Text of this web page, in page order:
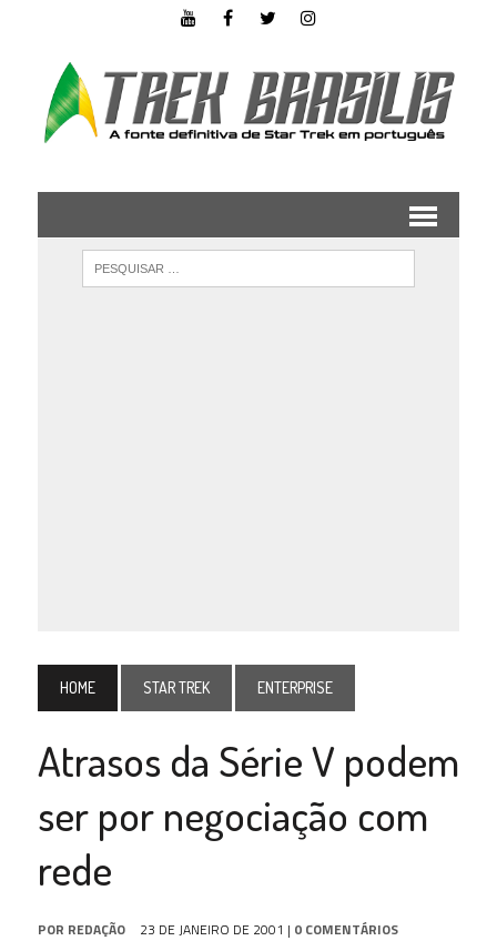
HOME STAR TREK ENTERPRISE
Atrasos da Série V podem
ser por negociação com
rede
POR REDAÇÃO 23 DE JANEIRO DE 2001 | 0 COMENTÁRIOS